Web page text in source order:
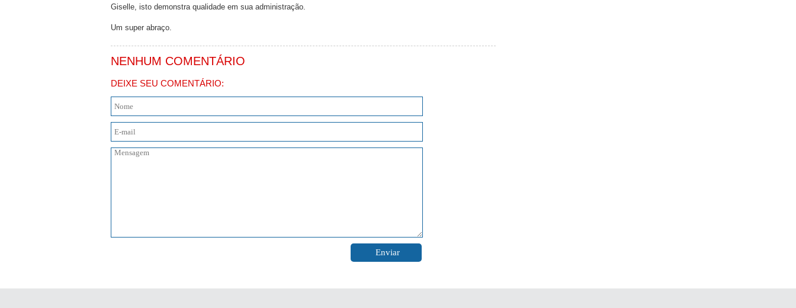
Giselle, isto demonstra qualidade em sua administração.
Um super abraço.
NENHUM COMENTÁRIO
DEIXE SEU COMENTÁRIO: